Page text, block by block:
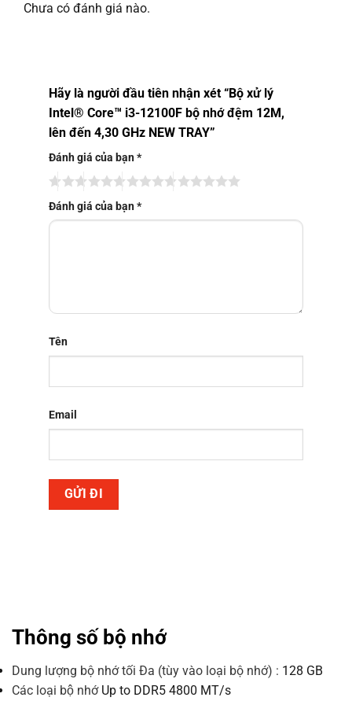
Chưa có đánh giá nào.
Hãy là người đầu tiên nhận xét “Bộ xử lý
Intel® Core™ i3-12100F bộ nhớ đệm 12M,
lên đến 4,30 GHz NEW TRAY”
Đánh giá của bạn*
Đánh giá của bạn*
Tên
Email
Thông số bộ nhớ
Dung lượng bộ nhớ tối Đa (tùy vào loại bộ nhớ) : 128 GB
Các loại bộ nhớ Up to DDR5 4800 MT/s